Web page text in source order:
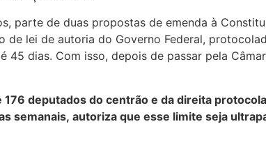
parte de duas propostas de emenda à
de lei de autoria do Governo Federal,
dias. Com isso, depois de passar pela
deputados do centrão e da direita
semanais, autoriza que esse limite seja